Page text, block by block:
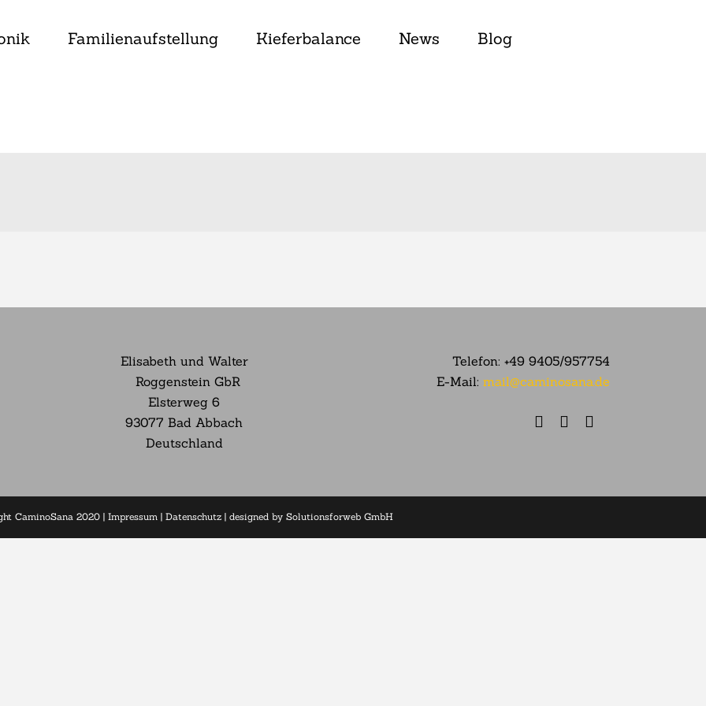
Familienaufstellung Kieferbalance News Blog
Elisabeth und Walter
Roggenstein GbR
Elsterweg6
93077 Bad Abbach
Deutschland
Telefon: +49 9405/957754
E-Mail: mail@caminosana.de
CaminoSana 2020 | Impressum| Datenschutz| designed by Solutionsforweb GmbH